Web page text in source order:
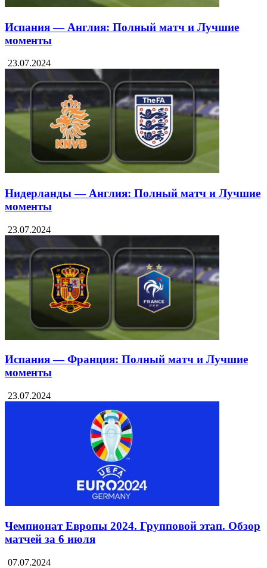
Испания — Англия: Полный матч и Лучшие
моменты
23.07.2024
Нидерланды — Англия: Полный матч и Лучшие
моменты
23.07.2024
Испания — Франция: Полный матч и Лучшие
моменты
23.07.2024
Чемпионат Европы 2024. Групповой этап. Обзор
матчей за 6 июля
07.07.2024